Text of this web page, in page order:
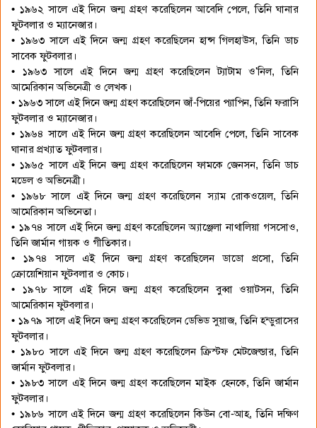
• ১৯৬২ সালে এই দিনে জন্ম গ্রহণ করেছিলেন আবেদি পেলে, তিনি ঘানার
ফুটবলার ও ম্যানেজার।
• ১৯৬৩ সালে এই দিনে জন্ম গ্রহণ করেছিলেন হান্স গিলহাউস, তিনি ডাচ
সাবেক ফুটবলার।
• ১৯৬৩ সালে এই দিনে জন্ম গ্রহণ করেছিলেন ট্যাটাম ও'নিল, তিনি
আমেরিকান অভিনেত্রী ও লেখক।
• ১৯৬৩ সালে এই দিনে জন্ম গ্রহণ করেছিলেন জাঁ-পিয়ের প্যাপিন, তিনি ফরাসি
ফুটবলার ও ম্যানেজার।
• ১৯৬৪ সালে এই দিনে জন্ম গ্রহণ করেছিলেন আবেদি পেলে, তিনি সাবেক
ঘানার প্রখ্যাত ফুটবলার।
• ১৯৬৫ সালে এই দিনে জন্ম গ্রহণ করেছিলেন ফামকে জেনসন, তিনি ডাচ
মডেল ও অভিনেত্রী।
• ১৯৬৮ সালে এই দিনে জন্ম গ্রহণ করেছিলেন স্যাম রোকওয়েল, তিনি
আমেরিকান অভিনেতা।
• ১৯৭৪ সালে এই দিনে জন্ম গ্রহণ করেছিলেন অ্যাঞ্জেলা নাথালিয়া গসসোও,
তিনি জার্মান গায়ক ও গীতিকার।
• ১৯৭৪ সালে এই দিনে জন্ম গ্রহণ করেছিলেন ডাডো প্রসো, তিনি
ক্রোয়েশিয়ান ফুটবলার ও কোচ।
• ১৯৭৮ সালে এই দিনে জন্ম গ্রহণ করেছিলেন বুব্বা ওয়াটসন, তিনি
আমেরিকান ফুটবলার।
• ১৯৭৯ সালে এই দিনে জন্ম গ্রহণ করেছিলেন ডেভিড সুয়াজ, তিনি হন্ডুরাসের
ফুটবলার।
• ১৯৮০ সালে এই দিনে জন্ম গ্রহণ করেছিলেন ক্রিস্টফ মেটজেল্ডার, তিনি
জার্মান ফুটবলার।
• ১৯৮৩ সালে এই দিনে জন্ম গ্রহণ করেছিলেন মাইক হেনকে, তিনি জার্মান
ফুটবলার।
• ১৯৮৬ সালে এই দিনে জন্ম গ্রহণ করেছিলেন কিউন বো-আহ, তিনি দক্ষিণ